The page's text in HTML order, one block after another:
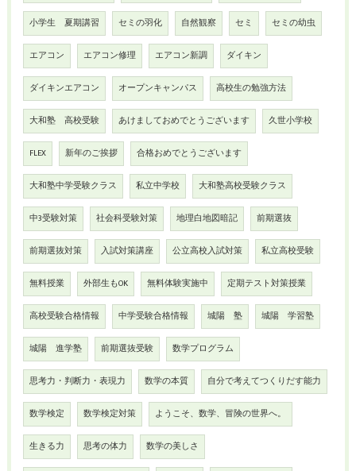
小学生 夏期講習 セミの羽化 自然観察 セミ セミの幼虫
エアコン エアコン修理 エアコン新調 ダイキン
ダイキンエアコン オープンキャンパス 高校生の勉強方法
大和塾 高校受験 あけましておめでとうございます 久世小学校
FLEX 新年のご挨拶 合格おめでとうございます
大和塾中学受験クラス 私立中学校 大和塾高校受験クラス
中3受験対策 社会科受験対策 地理白地図暗記 前期選抜
前期選抜対策 入試対策講座 公立高校入試対策 私立高校受験
無料授業 外部生もOK 無料体験実施中 定期テスト対策授業
高校受験合格情報 中学受験合格情報 城陽 塾 城陽 学習塾
城陽 進学塾 前期選抜受験 数学プログラム
思考力・判断力・表現力 数学の本質 自分で考えてつくりだす能力
数学検定 数学検定対策 ようこそ、数学、冒険の世界へ。
生きる力 思考の体力 数学の美しさ